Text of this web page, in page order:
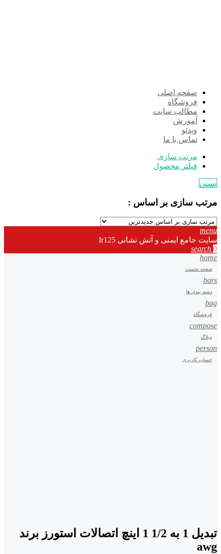
صفحه اصلی
فروشگاه
مطالب سایت
آموزش
ویدئو
تماس با ما
مرتب سازی
فیلتر محصول
بستن
مرتب سازی بر اساس :
menu
سایت جامع ایمنی و آتش نشانی Ir125
search 0
home
صفحه نخست
bars
دسته بندی ها
bag
فروشگاه
compose
وبلاگ
person
حساب کاربری
تبدیل 1 به 1/2 1 اینچ اتصالات استورز برند
awg